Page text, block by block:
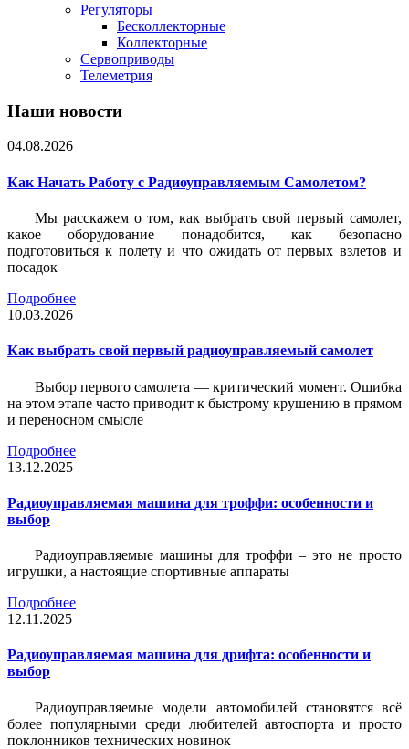
Регуляторы
Бесколлекторные
Коллекторные
Сервоприводы
Телеметрия
Наши новости
04.08.2026
Как Начать Работу с Радиоуправляемым Самолетом?
Мы расскажем о том, как выбрать свой первый самолет,
какое оборудование понадобится, как безопасно
подготовиться к полету и что ожидать от первых взлетов и
посадок
Подробнее
10.03.2026
Как выбрать свой первый радиоуправляемый самолет
Выбор первого самолета — критический момент. Ошибка
на этом этапе часто приводит к быстрому крушению в прямом
и переносном смысле
Подробнее
13.12.2025
Радиоуправляемая машина для троффи: особенности и
выбор
Радиоуправляемые машины для троффи – это не просто
игрушки, а настоящие спортивные аппараты
Подробнее
12.11.2025
Радиоуправляемая машина для дрифта: особенности и
выбор
Радиоуправляемые модели автомобилей становятся всё
более популярными среди любителей автоспорта и просто
поклонников технических новинок